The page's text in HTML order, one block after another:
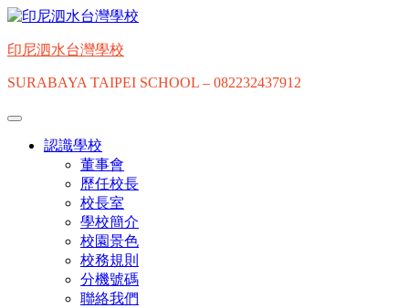
印尼泗水台灣學校
SURABAYA TAIPEI SCHOOL – 082232437912
認識學校
董事會
歷任校長
校長室
學校簡介
校園景色
校務規則
分機號碼
聯絡我們